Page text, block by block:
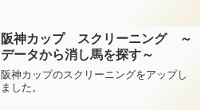
阪神カップ スクリーニング ～
データから消し馬を探す～
阪神カップのスクリーニングをアップし
ました。